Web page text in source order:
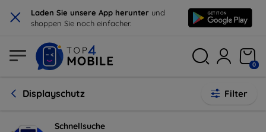
× Laden Sie unsere App herunter und
shoppen Sie noch einfacher.
0
Displayschutz Filter
Schnellsuche